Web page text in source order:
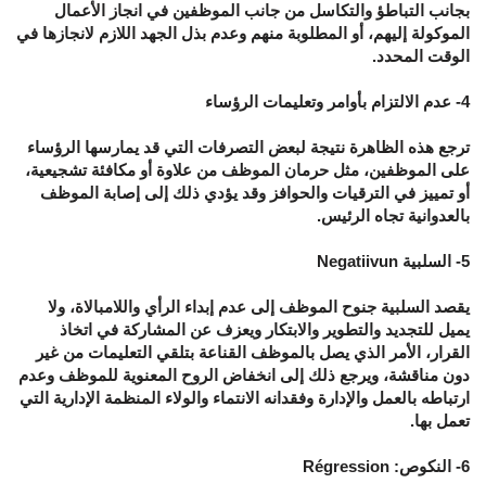
بجانب التباطؤ والتكاسل من جانب الموظفين في انجاز الأعمال
الموكولة إليهم، أو المطلوبة منهم وعدم بذل الجهد اللازم لانجازها في
الوقت المحدد.
4- عدم الالتزام بأوامر وتعليمات الرؤساء
ترجع هذه الظاهرة نتيجة لبعض التصرفات التي قد يمارسها الرؤساء
على الموظفين، مثل حرمان الموظف من علاوة أو مكافئة تشجيعية،
أو تمييز في الترقيات والحوافز وقد يؤدي ذلك إلى إصابة الموظف
بالعدوانية تجاه الرئيس.
5- السلبية Negatiivun
يقصد السلبية جنوح الموظف إلى عدم إبداء الرأي واللامبالاة، ولا
يميل للتجديد والتطوير والابتكار ويعزف عن المشاركة في اتخاذ
القرار، الأمر الذي يصل بالموظف القناعة بتلقي التعليمات من غير
دون مناقشة، ويرجع ذلك إلى انخفاض الروح المعنوية للموظف وعدم
ارتباطه بالعمل والإدارة وفقدانه الانتماء والولاء المنظمة الإدارية التي
تعمل بها.
6- النكوص: Régression